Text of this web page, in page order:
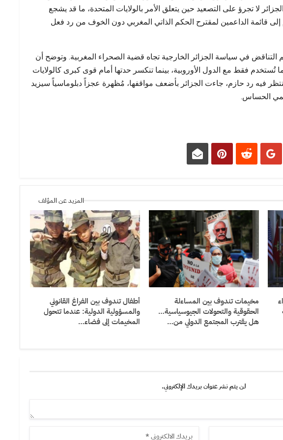
لا تجرؤ على التصعيد حين يتعلق الأمر بالولايات المتحدة، ما قد يشجع
إلى قائمة الداعمين لمقترح الحكم الذاتي المغربي دون الخوف من رد فعل
في سياسة الجزائر الخارجية تجاه قضية الصحراء المغربية. وتوضح أن
تُستخدم فقط مع الدول الأوروبية، بينما تنكسر حدتها أمام قوى كبرى كالولايات
فيه رد حازم، جاءت الجزائر بأضعف مواقفها، مُظهرة عجزاً دبلوماسياً سيزيد
الحساس.
المزيد عن المؤلف
مخيمات تندوف بين المساءلة
الحقوقية والتحولات الجيوسياسية…
هل يقترب المجتمع الدولي من…
أطفال تندوف بين الفراغ القانوني
والمسؤولية الدولية: عندما تتحول
المخيمات إلى فضاء…
لن يتم نشر عنوان بريدك الإلكتروني.